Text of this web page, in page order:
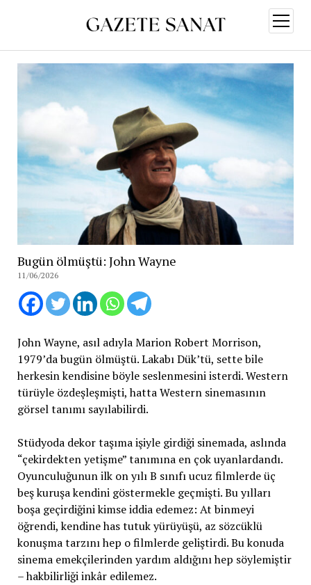
aç
Bugün ölmüştü: John Wayne
11/06/2026
John Wayne, asıl adıyla Marion Robert Morrison,
1979’da bugün ölmüştü. Lakabı Dük’tü, sette bile
herkesin kendisine böyle seslenmesini isterdi. Western
türüyle özdeşleşmişti, hatta Western sinemasının
görsel tanımı sayılabilirdi.
Stüdyoda dekor taşıma işiyle girdiği sinemada, aslında
“çekirdekten yetişme” tanımına en çok uyanlardandı.
Oyunculuğunun ilk on yılı B sınıfı ucuz filmlerde üç
beş kuruşa kendini göstermekle geçmişti. Bu yılları
boşa geçirdiğini kimse iddia edemez: At binmeyi
öğrendi, kendine has tutuk yürüyüşü, az sözcüklü
konuşma tarzını hep o filmlerde geliştirdi. Bu konuda
sinema emekçilerinden yardım aldığını hep söylemiştir
– hakbilirliği inkâr edilemez.